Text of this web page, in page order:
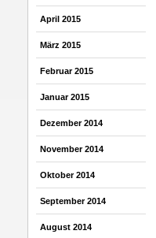
April 2015
März 2015
Februar 2015
Januar 2015
Dezember 2014
November 2014
Oktober 2014
September 2014
August 2014